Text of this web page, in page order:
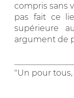
compris sans
pas fait ce
supérieure
argument de
"Un pour